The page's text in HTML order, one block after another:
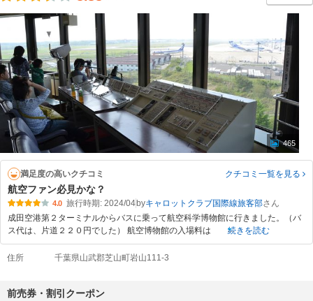
465
満足度の高いクチコミ クチコミ一覧を見る
航空ファン必見かな？
4.0 旅行時期: 2024/04byキャロットクラブ国際線旅客部
成田空港第２ターミナルからバスに乗って航空科学博物館に行きました。（バ
ス代は、片道２２０円でした） 航空博物館の入場料は
続きを読む
住所 千葉県山武郡芝山町岩山111-3
前売券・割引クーポン